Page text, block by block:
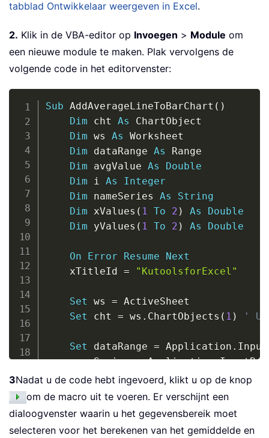
tabblad Ontwikkelaar weergeven in Excel.
2. Klik in de VBA-editor op Invoegen > Module om
een nieuwe module te maken. Plak vervolgens de
volgende code in het editorvenster:
Sub AddAverageLineToBarChart ( )
Dim cht As ChartObject
Dim ws As Worksheet
Dim dataRange As Range
Dim avgValue As
Double
Dim i As
Integer
Dim nameSeries As
String
Dim xValues ( 1 To 2 ) As
Double
Dim yValues ( 1 To 2 ) As Double
On Error Resume
Next
    xTitleId
= "KutoolsforExcel"
Set ws = ActiveSheet
Set cht = ws . ChartObjects ( 1 ) '
Set dataRange = Application .
    nameSeries
= Application.InputBox
    avgValue
Application .
    xValues
) = avgValue
Copy
3Nadat u de code hebt ingevoerd, klikt u op de knop
om de macro uit te voeren. Er verschijnt een
dialoogvenster waarin u het gegevensbereik moet
selecteren voor het berekenen van het gemiddelde en